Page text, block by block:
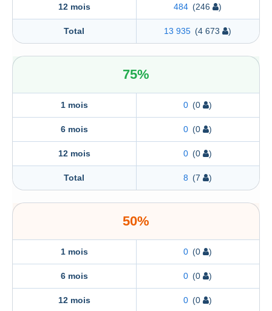
12 mois 484 (246 )
Total 13 935 (4 673 )
75%
1 mois 0 (0 )
6 mois 0 (0 )
12 mois 0 (0 )
Total 8 (7 )
50%
1 mois 0 (0 )
6 mois 0 (0 )
12 mois 0 (0 )